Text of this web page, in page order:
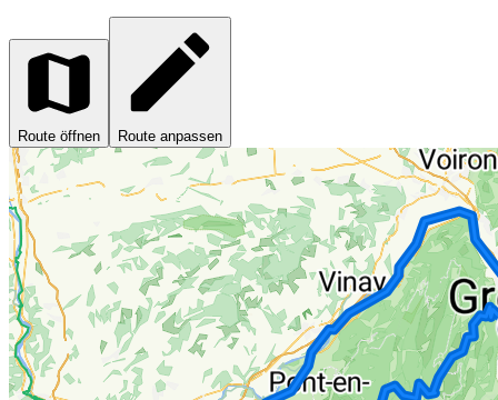
Route öffnen Route anpassen